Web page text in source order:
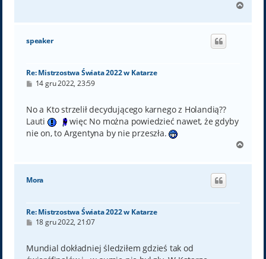
g
speaker
Re: Mistrzostwa Świata 2022 w Katarze
P
t
14 gru 2022, 23:59
No a Kto strzelił decydującego karnego z Holandią??
Lauti
więc No można powiedzieć nawet, że gdyby
nie on, to Argentyna by nie przeszła.
g
Mora
Re: Mistrzostwa Świata 2022 w Katarze
P
t
18 gru 2022, 21:07
Mundial dokładniej śledziłem gdzieś tak od